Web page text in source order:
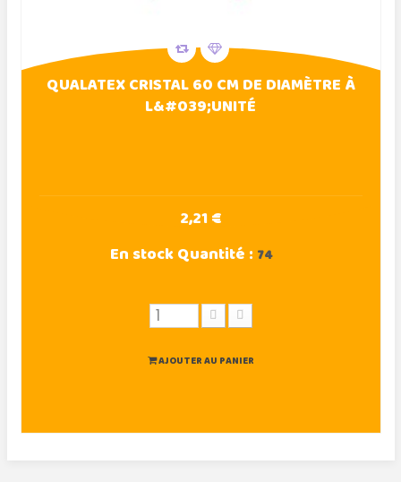
QUALATEX CRISTAL 60 CM DE DIAMÈTRE À
L&#039;UNITÉ
2,21 €
En stockQuantité : 74
AJOUTER AU PANIER